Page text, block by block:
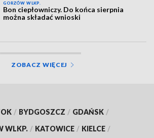
GORZÓW WLKP.
Bon ciepłowniczy. Do końca sierpnia
można składać wnioski
ZOBACZ WIĘCEJ
/ BYDGOSZCZ / GDAŃSK /
WLKP. / KATOWICE / KIELCE /